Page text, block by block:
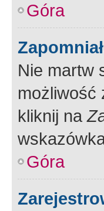
Góra
Nie martw
możliwość
kliknij na
Góra